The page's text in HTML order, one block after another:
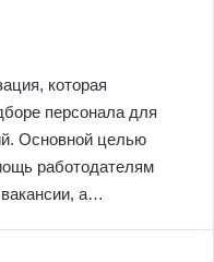
которая
персонала для
Основной целью
работодателям
а…